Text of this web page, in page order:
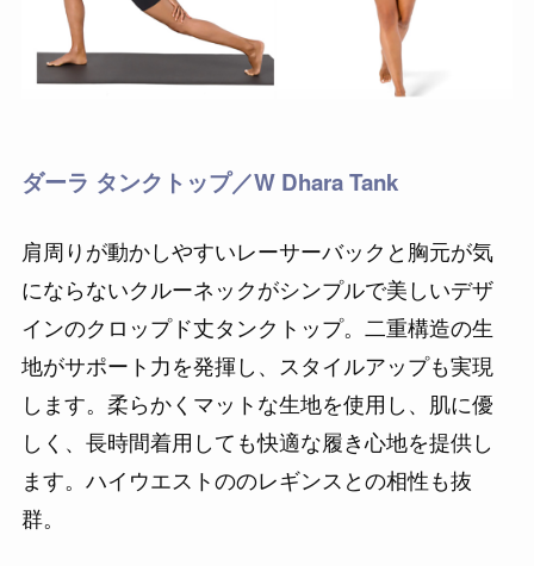
ダーラ タンクトップ／W Dhara Tank
肩周りが動かしやすいレーサーバックと胸元が気
にならないクルーネックがシンプルで美しいデザ
インのクロップド丈タンクトップ。二重構造の生
地がサポート力を発揮し、スタイルアップも実現
します。柔らかくマットな生地を使用し、肌に優
しく、長時間着用しても快適な履き心地を提供し
ます。ハイウエストののレギンスとの相性も抜
群。